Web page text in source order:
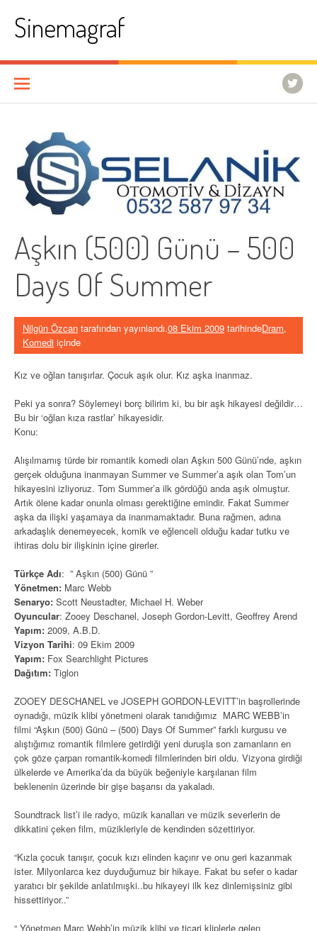
Sinemagraf
Aşkın (500) Günü – 500
Days Of Summer
Nilgün Özcan tarafından yayınlandı.08 Ekim 2009 tarihindeDram,
Komedi içinde
Kız ve oğlan tanışırlar. Çocuk aşık olur. Kız aşka inanmaz.
Peki ya sonra? Söylemeyi borç bilirim ki, bu bir aşk hikayesi değildir…
Bu bir ‘oğlan kıza rastlar’ hikayesidir.
Konu:
Alışılmamış türde bir romantik komedi olan Aşkın 500 Günü’nde, aşkın
gerçek olduğuna inanmayan Summer ve Summer’a aşık olan Tom’un
hikayesini izliyoruz. Tom Summer’a ilk gördüğü anda aşık olmuştur.
Artık ölene kadar onunla olması gerektiğine emindir. Fakat Summer
aşka da ilişki yaşamaya da inanmamaktadır. Buna rağmen, adına
arkadaşlık denemeyecek, komik ve eğlenceli olduğu kadar tutku ve
ihtiras dolu bir ilişkinin içine girerler.
Türkçe Adı: ” Aşkın (500) Günü ”
Yönetmen: Marc Webb
Senaryo: Scott Neustadter, Michael H. Weber
Oyuncular: Zooey Deschanel, Joseph Gordon-Levitt, Geoffrey Arend
Yapım: 2009, A.B.D.
Vizyon Tarihi: 09 Ekim 2009
Yapım: Fox Searchlight Pictures
Dağıtım: Tiglon
ZOOEY DESCHANEL ve JOSEPH GORDON-LEVITT’in başrollerinde
oynadığı, müzik klibi yönetmeni olarak tanıdığımız MARC WEBB’in
filmi “Aşkın (500) Günü – (500) Days Of Summer” farklı kurgusu ve
alıştığımız romantik filmlere getirdiği yeni duruşla son zamanların en
çok göze çarpan romantik-komedi filmlerinden biri oldu. Vizyona girdiği
ülkelerde ve Amerika’da da büyük beğeniyle karşılanan film
beklenenin üzerinde bir gişe başarısı da yakaladı.
Soundtrack list’i ile radyo, müzik kanalları ve müzik severlerin de
dikkatini çeken film, müzikleriyle de kendinden sözettiriyor.
“Kızla çocuk tanışır, çocuk kızı elinden kaçırır ve onu geri kazanmak
ister. Milyonlarca kez duyduğumuz bir hikaye. Fakat bu sefer o kadar
yaratıcı bir şekilde anlatılmışki..bu hikayeyi ilk kez dinlemişsiniz gibi
hissettiriyor..”
“ Yönetmen Marc Webb’in müzik klibi ve ticari kliplerle gelen